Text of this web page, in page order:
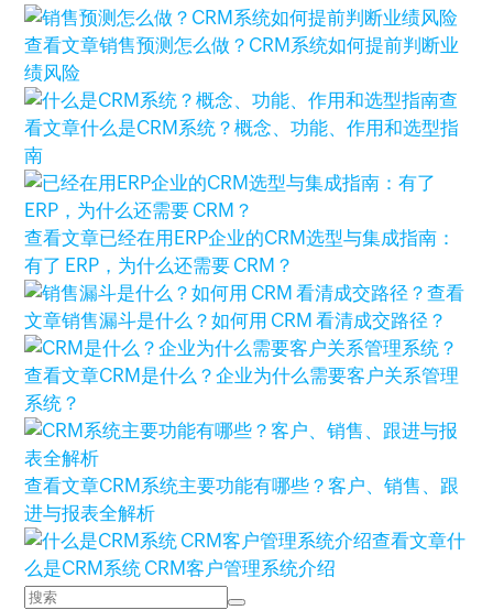
查看文章销售预测怎么做？CRM系统如何提前判断业
绩风险
查
看文章什么是CRM系统？概念、功能、作用和选型指
南
查看文章已经在用ERP企业的CRM选型与集成指南：
有了 ERP，为什么还需要 CRM？
查看
文章销售漏斗是什么？如何用 CRM 看清成交路径？
查看文章CRM是什么？企业为什么需要客户关系管理
系统？
查看文章CRM系统主要功能有哪些？客户、销售、跟
进与报表全解析
查看文章什
么是CRM系统 CRM客户管理系统介绍